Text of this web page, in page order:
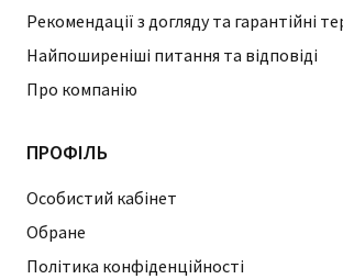
Рекомендації з догляду та гарантійні
Найпоширеніші питання та відповіді
Про компанію
ПРОФІЛЬ
Особистий кабінет
Обране
Політика конфіденційності